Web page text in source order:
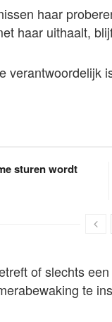
haar
haar uithaalt,
verantwoordelijk
sturen wordt
of slechts
te